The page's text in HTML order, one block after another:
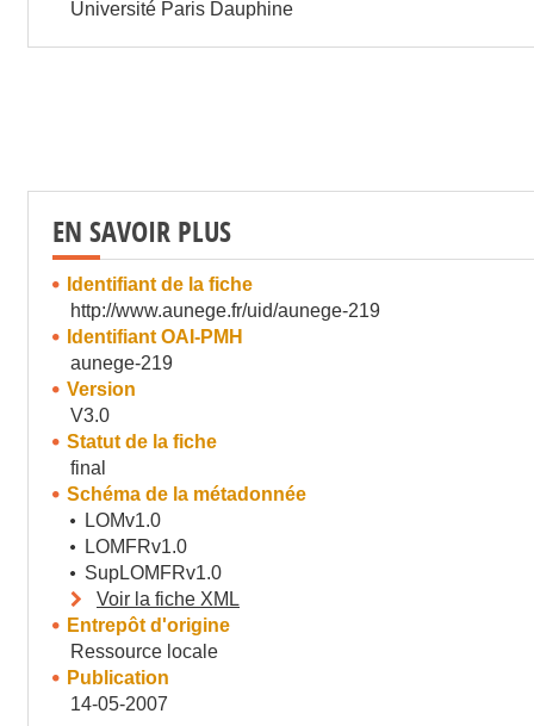
Université Paris Dauphine
EN SAVOIR PLUS
Identifiant de la fiche
http://www.aunege.fr/uid/aunege-219
Identifiant OAI-PMH
aunege-219
Version
V3.0
Statut de la fiche
final
Schéma de la métadonnée
LOMv1.0
LOMFRv1.0
SupLOMFRv1.0
Voir la fiche XML
Entrepôt d'origine
Ressource locale
Publication
14-05-2007